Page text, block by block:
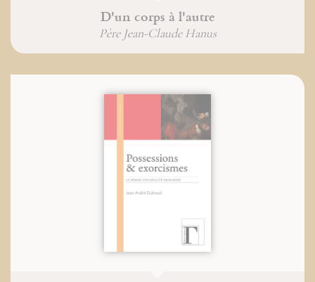
D'un corps à l'autre
Père Jean-Claude Hanus